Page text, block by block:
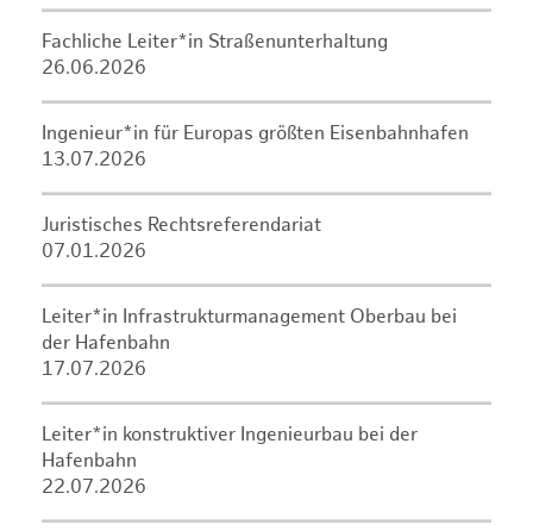
Fachliche Leiter*in Straßenunterhaltung
26.06.2026
Ingenieur*in für Europas größten Eisenbahnhafen
13.07.2026
Juristisches Rechtsreferendariat
07.01.2026
Leiter*in Infrastrukturmanagement Oberbau bei
der Hafenbahn
17.07.2026
Leiter*in konstruktiver Ingenieurbau bei der
Hafenbahn
22.07.2026